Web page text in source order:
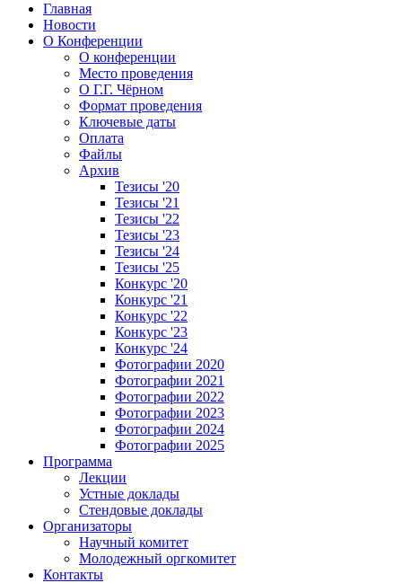
Главная
Новости
О Конференции
О конференции
Место проведения
О Г.Г. Чёрном
Формат проведения
Ключевые даты
Оплата
Файлы
Архив
Тезисы '20
Тезисы '21
Тезисы '22
Тезисы '23
Тезисы '24
Тезисы '25
Конкурс '20
Конкурс '21
Конкурс '22
Конкурс '23
Конкурс '24
Фотографии 2020
Фотографии 2021
Фотографии 2022
Фотографии 2023
Фотографии 2024
Фотографии 2025
Программа
Лекции
Устные доклады
Стендовые доклады
Организаторы
Научный комитет
Молодежный оргкомитет
Контакты